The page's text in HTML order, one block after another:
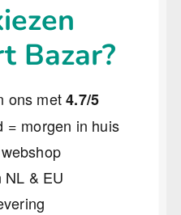
Bazar?
ons met4.7/5
= morgen in huis
NL & EU